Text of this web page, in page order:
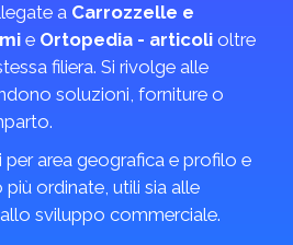
a Carrozzelle e
e Ortopedia - articoli oltre
filiera. Si rivolge alle
soluzioni, forniture o
area geografica e profilo e
ordinate, utili sia alle
sviluppo commerciale.